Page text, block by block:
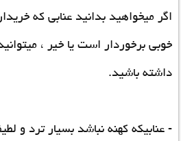
اگر میخواهید بدانید عنابی که
خوبی برخوردار است یا خیر ،
داشته باشید.
- عنابیکه کهنه نباشد بسیار ترد و